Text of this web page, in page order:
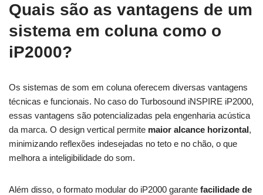
Quais são as vantagens de um
sistema em coluna como o
iP2000?
Os sistemas de som em coluna oferecem diversas vantagens
técnicas e funcionais. No caso do Turbosound iNSPIRE iP2000,
essas vantagens são potencializadas pela engenharia acústica
da marca. O design vertical permite maior alcance horizontal,
minimizando reflexões indesejadas no teto e no chão, o que
melhora a inteligibilidade do som.
Além disso, o formato modular do iP2000 garante facilidade de